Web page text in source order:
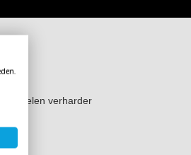
verharder